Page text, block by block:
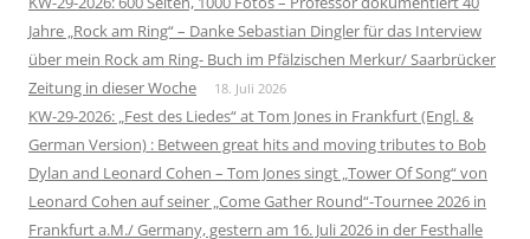
Jahre „Rock am Ring“ – Danke Sebastian Dingler für das Interview
über mein Rock am Ring- Buch im Pfälzischen Merkur/ Saarbrücker
Zeitung in dieser Woche
18. Juli 2026
KW-29-2026: „Fest des Liedes“ at Tom Jones in Frankfurt (Engl. &
German Version) : Between great hits and moving tributes to Bob
Dylan and Leonard Cohen – Tom Jones singt „Tower Of Song“ von
Leonard Cohen auf seiner „Come Gather Round“-Tournee 2026 in
Frankfurt a.M./ Germany, gestern am 16. Juli 2026 in der Festhalle